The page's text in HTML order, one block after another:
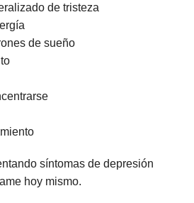
de tristeza
de sueño
síntomas de depresión
hoy mismo.